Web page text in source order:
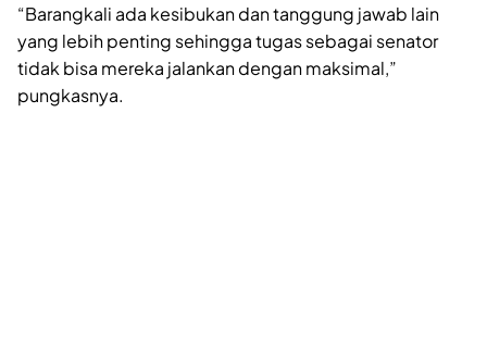
“Barangkali ada kesibukan dan tanggung jawab lain
yang lebih penting sehingga tugas sebagai senator
tidak bisa mereka jalankan dengan maksimal,”
pungkasnya.